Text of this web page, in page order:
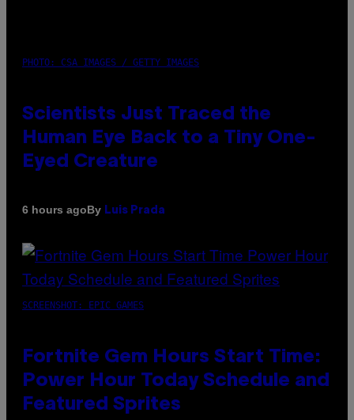
PHOTO: CSA IMAGES / GETTY IMAGES
Scientists Just Traced the
Human Eye Back to a Tiny One-
Eyed Creature
6 hours agoBy Luis Prada
SCREENSHOT: EPIC GAMES
Fortnite Gem Hours Start Time:
Power Hour Today Schedule and
Featured Sprites